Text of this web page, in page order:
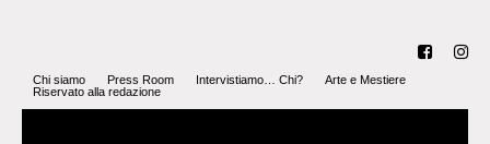
Chi siamo Press Room Intervistiamo… Chi?
Arte e Mestiere
Riservato alla redazione